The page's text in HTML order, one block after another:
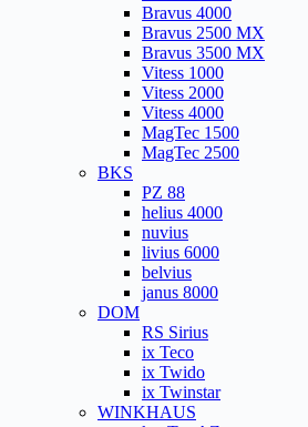
Bravus 4000
Bravus 2500 MX
Bravus 3500 MX
Vitess 1000
Vitess 2000
Vitess 4000
MagTec 1500
MagTec 2500
BKS
PZ 88
helius 4000
nuvius
livius 6000
belvius
janus 8000
DOM
RS Sirius
ix Teco
ix Twido
ix Twinstar
WINKHAUS